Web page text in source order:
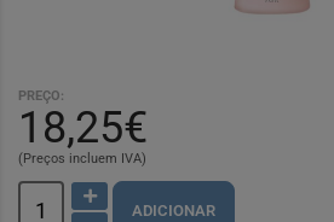
PREÇO:
18,25€
(Preços incluem IVA)
ADICIONAR